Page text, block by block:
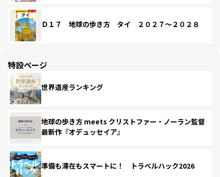
Ｄ１７ 地球の歩き方 タイ ２０２７～２０２８
特設ページ
世界遺産ランキング
地球の歩き方 meets クリストファー・ノーラン監督
最新作『オデュッセイア』
準備も滞在もスマートに！ トラベルハック2026